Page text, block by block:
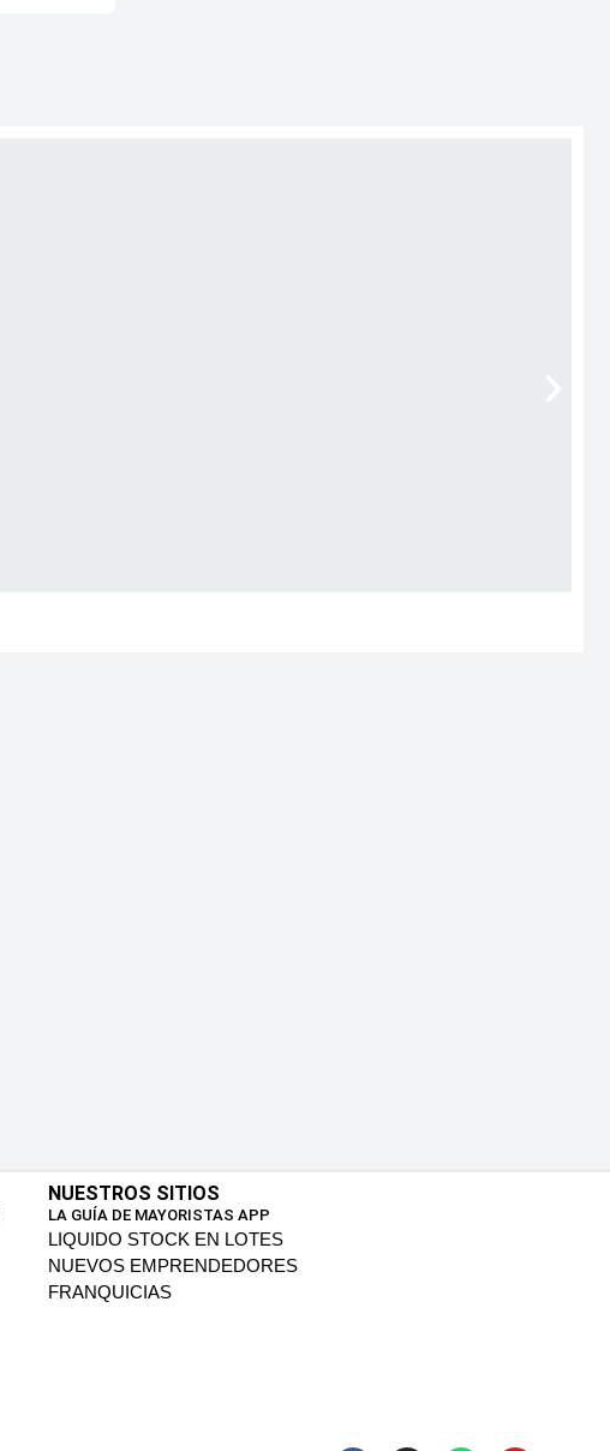
NUESTROS SITIOS
LA GUÍA DE MAYORISTAS APP
LIQUIDO STOCK EN LOTES
NUEVOS EMPRENDEDORES
FRANQUICIAS